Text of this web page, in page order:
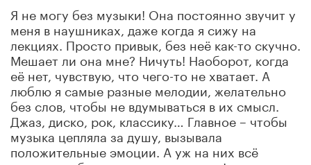
Я не могу без музыки! Она постоянно звучит у
меня в наушниках, даже когда я сижу на
лекциях. Просто привык, без неё как-то скучно.
Мешает ли она мне? Ничуть! Наоборот, когда
её нет, чувствую, что чего-то не хватает. А
люблю я самые разные мелодии, желательно
без слов, чтобы не вдумываться в их смысл.
Джаз, диско, рок, классику… Главное – чтобы
музыка цепляла за душу, вызывала
положительные эмоции. А уж на них всё